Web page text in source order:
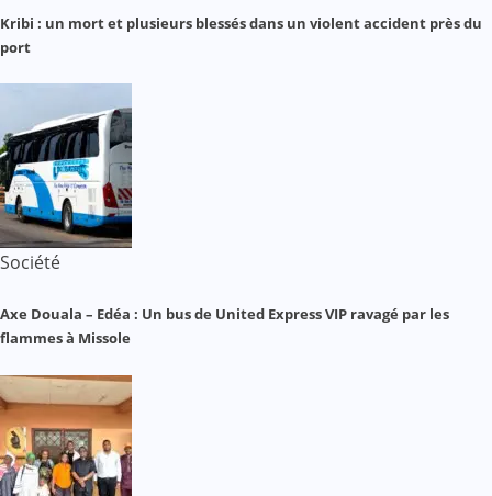
Kribi : un mort et plusieurs blessés dans un violent accident près du
port
Société
Axe Douala – Edéa : Un bus de United Express VIP ravagé par les
flammes à Missole